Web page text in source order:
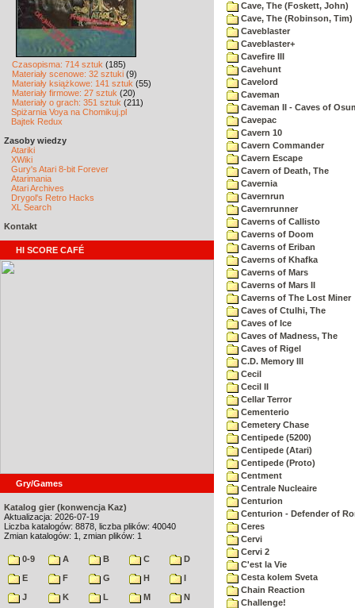
Czasopisma: 714 sztuk (185)
Materiały scenowe: 32 sztuki (9)
Materiały książkowe: 141 sztuk (55)
Materiały firmowe: 27 sztuk (20)
Materiały o grach: 351 sztuk (211)
Spiżarnia Voya na Chomikuj.pl
Bajtek Redux
Zasoby wiedzy
Atariki
XWiki
Gury's Atari 8-bit Forever
Atarimania
Atari Archives
Drygol's Retro Hacks
XL Search
Kontakt
HI SCORE CAFÉ
Gry/Games
Katalog gier (konwencja Kaz)
Aktualizacja: 2026-07-19
Liczba katalogów: 8878, liczba plików: 40040
Zmian katalogów: 1, zmian plików: 1
0-9 A B C
D
E
F G H
I
J
K L M
N
Cave, The (Foskett, John)
Cave, The (Robinson, Tim)
Caveblaster
Caveblaster+
Cavefire III
Cavehunt
Cavelord
Caveman
Caveman II - Caves of
Cavepac
Cavern 10
Cavern Commander
Cavern Escape
Cavern of Death, The
Cavernia
Cavernrun
Cavernrunner
Caverns of Callisto
Caverns of Doom
Caverns of Eriban
Caverns of Khafka
Caverns of Mars
Caverns of Mars II
Caverns of The Lost Miner
Caves of Ctulhi, The
Caves of Ice
Caves of Madness, The
Caves of Rigel
C.D. Memory III
Cecil
Cecil II
Cellar Terror
Cementerio
Cemetery Chase
Centipede (5200)
Centipede (Atari)
Centipede (Proto)
Centment
Centrale Nucleaire
Centurion
Centurion - Defender of
Ceres
Cervi
Cervi 2
C'est la Vie
Cesta kolem Sveta
Chain Reaction
Challenge!